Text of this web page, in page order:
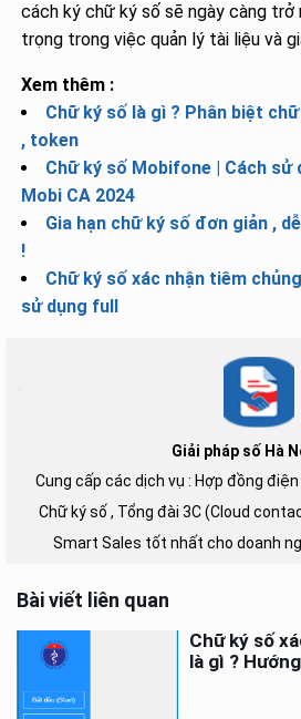
cách ký chữ ký số sẽ ngày càng trở
trọng trong việc quản lý tài liệu và
Xem thêm :
Chữ ký số là gì ? Phân biệt
, token
Chữ ký số Mobifone | Cách sử
Mobi CA 2024
Gia hạn chữ ký số đơn giản ,
!
Chữ ký số xác nhận tiêm
sử dụng full
Giải pháp số Hà
Cung cấp các dịch vụ : Hợp đồng
Chữ ký số , Tổng đài 3C (Cloud
Smart Sales tốt nhất cho doanh
Bài viết liên quan
Chữ ký số
là gì ?